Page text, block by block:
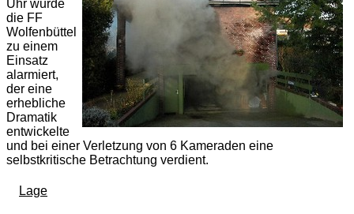
Uhr wurde
die FF
Wolfenbüttel
zu einem
Einsatz
alarmiert,
der eine
erhebliche
Dramatik
entwickelte
und bei einer Verletzung von 6 Kameraden eine
selbstkritische Betrachtung verdient.
Lage